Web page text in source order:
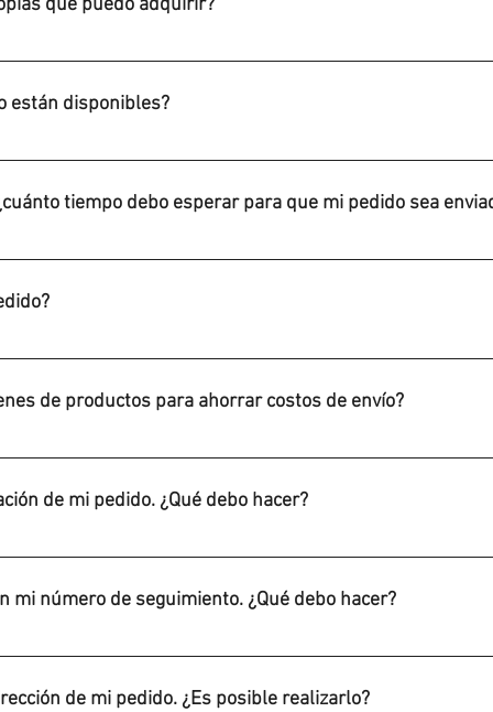
puedes adquirir.
están disponibles?
tiempo debo esperar para que mi pedido sea
los productos listos para enviar a los consumidores en
en cualquier momento antes de que se envíe (momento de la
de productos para ahorrar costos de envío?
al momento que todos estén listos para enviar en un mismo
de mi pedido. ¿Qué debo hacer?
en la seccion de correo no deseado en tu inbox del
PIKOGAMES en los estados de cuenta). Si no hay cobro,
mi número de seguimiento. ¿Qué debo hacer?
que el número de seguimiento es correcto. Si lo está, por
de mi pedido. ¿Es posible realizarlo?